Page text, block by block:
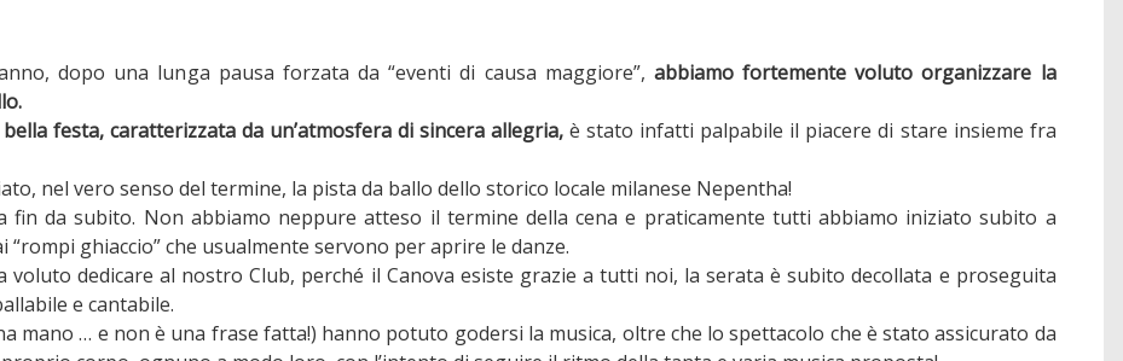
dopo una lunga pausa forzata da “eventi di causa maggiore”, abbiamo fortemente voluto organizzare la
festa, caratterizzata da un’atmosfera di sincera allegria,è stato infatti palpabile il piacere di stare insieme fra
nel vero senso del termine, la pista da ballo dello storico locale milanese Nepentha!
fin da subito. Non abbiamo neppure atteso il termine della cena e praticamente tutti abbiamo iniziato subito a
ghiaccio” che usualmente servono per aprire le danze.
voluto dedicare al nostro Club, perché il Canova esiste grazie a tutti noi, la serata è subito decollata e proseguita
e cantabile.
mano … e non è una frase fatta!) hanno potuto godersi la musica, oltre che lo spettacolo che è stato assicurato da